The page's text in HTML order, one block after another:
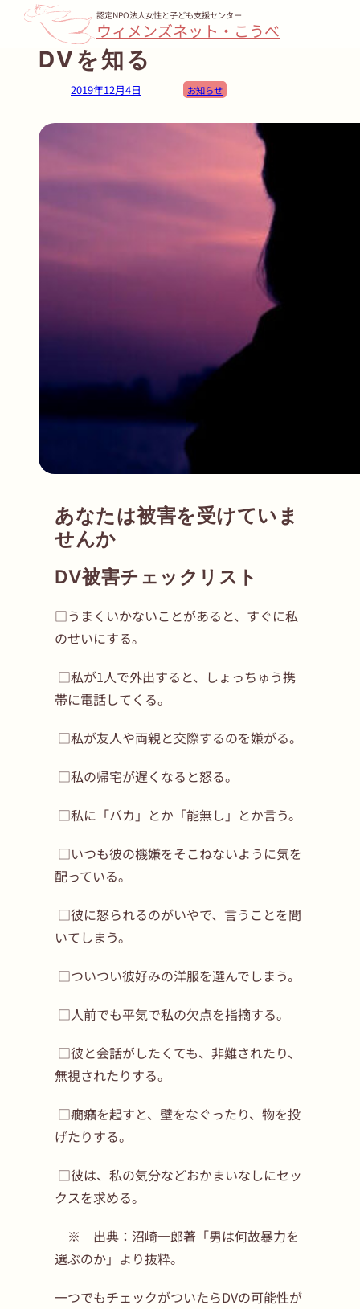
認定NPO法人女性と子ども支援センター
ウィメンズネット・こうべ
DVを知る
2019年12月4日 お知らせ
あなたは被害を受けていま
せんか
DV被害チェックリスト
□うまくいかないことがあると、すぐに私
のせいにする。
□私が1人で外出すると、しょっちゅう携
帯に電話してくる。
□私が友人や両親と交際するのを嫌がる。
□私の帰宅が遅くなると怒る。
□私に「バカ」とか「能無し」とか言う。
□いつも彼の機嫌をそこねないように気を
配っている。
□彼に怒られるのがいやで、言うことを聞
いてしまう。
□ついつい彼好みの洋服を選んでしまう。
□人前でも平気で私の欠点を指摘する。
□彼と会話がしたくても、非難されたり、
無視されたりする。
□癇癪を起すと、壁をなぐったり、物を投
げたりする。
□彼は、私の気分などおかまいなしにセッ
クスを求める。
※ 出典：沼崎一郎著「男は何故暴力を
選ぶのか」より抜粋。
一つでもチェックがついたらDVの可能性が